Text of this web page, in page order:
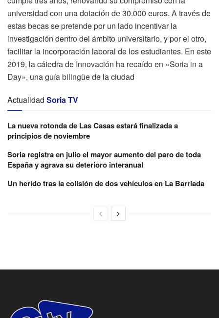
universidad con una dotación de 30.000 euros. A través de
estas becas se pretende por un lado incentivar la
investigación dentro del ámbito universitario, y por el otro,
facilitar la incorporación laboral de los estudiantes. En este
2019, la cátedra de Innovación ha recaído en «Soria in a
Day», una guía bilingüe de la ciudad
Actualidad Soria TV
La nueva rotonda de Las Casas estará finalizada a
principios de noviembre
Soria registra en julio el mayor aumento del paro de toda
España y agrava su deterioro interanual
Un herido tras la colisión de dos vehículos en La Barriada